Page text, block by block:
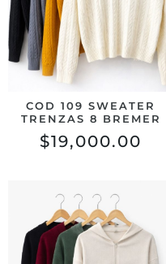
COD 109 SWEATER
TRENZAS 8 BREMER
$19,000.00